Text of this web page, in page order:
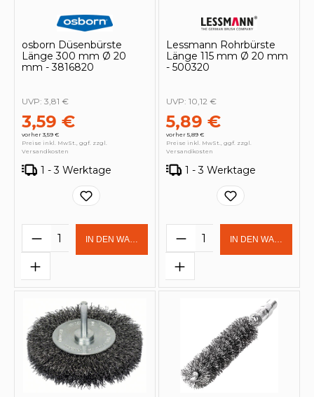
osborn Düsenbürste
Länge 300 mm Ø 20
mm - 3816820
3,59 €
vorher 3,59 €
UVP: 3,81 €
Preise inkl. MwSt., ggf. zzgl.
Versandkosten
1 - 3 Werktage
Produkt Anzahl: Gib den
IN DEN WARENKORB
Lessmann Rohrbürste
Länge 115 mm Ø 20 mm
- 500320
5,89 €
vorher 5,89 €
UVP: 10,12 €
Preise inkl. MwSt., ggf. zzgl.
Versandkosten
1 - 3 Werktage
Produkt Anzahl:
IN DEN